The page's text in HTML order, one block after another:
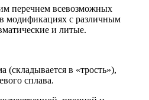
перечнем всевозможных
модификациях с различным
и литые.
(складывается в «трость»),
сплава.